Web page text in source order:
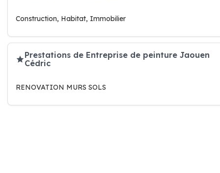
Construction, Habitat, Immobilier
Prestations de Entreprise de peinture Jaouen
Cédric
RENOVATION MURS SOLS